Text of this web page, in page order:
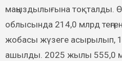
маңыздылығына
облысында 214,0 млрд
жобасы жүзеге асырылып,
ашылды. 2025 жылы 555,0